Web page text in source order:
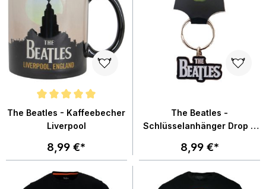
Durchschnittliche Bewertung von 5 von 5 Sternen
The Beatles - Kaffeebecher
Liverpool
8,99 €*
The Beatles -
Schlüsselanhänger Drop T
8,99 €*